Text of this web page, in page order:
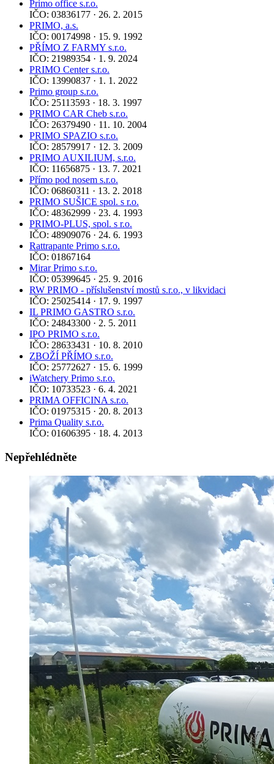
Primo office s.r.o.
IČO: 03836177 · 26. 2. 2015
PRIMO, a.s.
IČO: 00174998 · 15. 9. 1992
PŘÍMO Z FARMY s.r.o.
IČO: 21989354 · 1. 9. 2024
PRIMO Center s.r.o.
IČO: 13990837 · 1. 1. 2022
Primo group s.r.o.
IČO: 25113593 · 18. 3. 1997
PRIMO CAR Cheb s.r.o.
IČO: 26379490 · 11. 10. 2004
PRIMO SPAZIO s.r.o.
IČO: 28579917 · 12. 3. 2009
PRIMO AUXILIUM, s.r.o.
IČO: 11656875 · 13. 7. 2021
Přímo pod nosem s.r.o.
IČO: 06860311 · 13. 2. 2018
PRIMO SUŠICE spol. s r.o.
IČO: 48362999 · 23. 4. 1993
PRIMO-PLUS, spol. s r.o.
IČO: 48909076 · 24. 6. 1993
Rattrapante Primo s.r.o.
IČO: 01867164
Mirar Primo s.r.o.
IČO: 05399645 · 25. 9. 2016
RW PRIMO - příslušenství mostů s.r.o., v likvidaci
IČO: 25025414 · 17. 9. 1997
IL PRIMO GASTRO s.r.o.
IČO: 24843300 · 2. 5. 2011
IPO PRIMO s.r.o.
IČO: 28633431 · 10. 8. 2010
ZBOŽÍ PŘÍMO s.r.o.
IČO: 25772627 · 15. 6. 1999
iWatchery Primo s.r.o.
IČO: 10733523 · 6. 4. 2021
PRIMA OFFICINA s.r.o.
IČO: 01975315 · 20. 8. 2013
Prima Quality s.r.o.
IČO: 01606395 · 18. 4. 2013
Nepřehlédněte